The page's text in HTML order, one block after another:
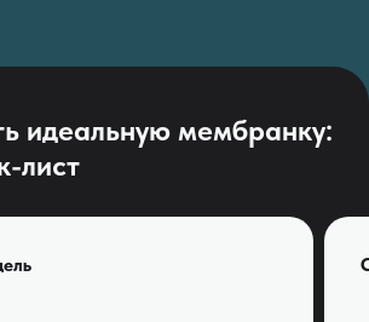
идеальную мембранку:
лист